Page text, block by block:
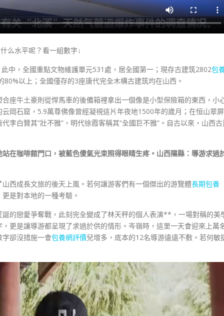
么水平呢？看一組數字↓
中，全國重點文物維護單元531處，居全國第一；現存古建筑2802包
以上；全國僅存的3座唐代完全木構古建筑均在山西。
座牛土豪則從悍馬車的後備箱裡拿出一個像是小型保險箱的東西，小
岡石窟，5.9萬尊佛像曾經凝視這片年夜地1500年的歲月；在恒山翠屏
李白贊其“壯不雅”，明代徐霞客稱其“全國巨不雅”。自古以來，山西
站在咖啡館門口，被藍色傻氣光束照得眼睛生疼。山西隰縣：導游求過
西成長文旅的後天上風。若何讓游客們有一個傑出的游覽體長期包養
是對本地的一種考驗。
的戀愛爭奪戰，此刻完全變成了林天秤的個人表演**，一場對稱的美
更是讓導游都呈現了求過於供的情形。岑嶺時，這里一天會迎來上萬
字卻沒措施一會包養網評價兒增多，底本的12名導游遠遠不敷。若何敏